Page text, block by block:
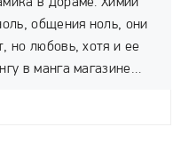
общения ноль, они
но любовь, хотя и ее
в манга магазине…